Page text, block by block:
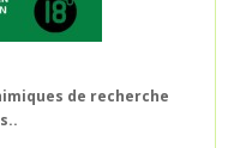
de recherche